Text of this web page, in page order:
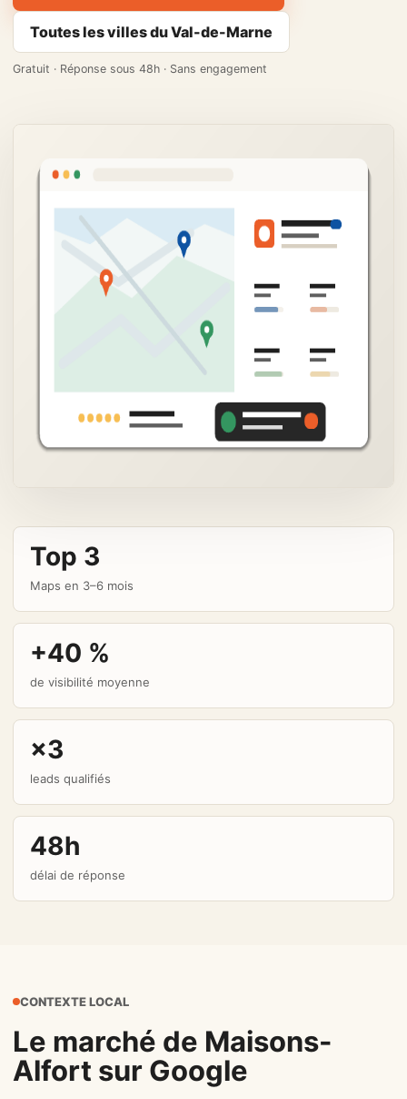
Toutes les villes du Val-de-Marne
Gratuit · Réponse sous 48h · Sans engagement
Top 3
Maps en 3–6 mois
+40 %
de visibilité moyenne
×3
leads qualifiés
48h
délai de réponse
CONTEXTE LOCAL
Le marché de Maisons-
Alfort sur Google